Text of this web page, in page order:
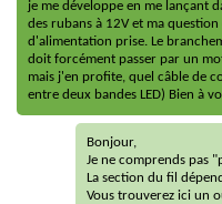
je me développe en me lançant
des rubans à 12V et ma
d'alimentation prise. Le
doit forcément passer par un
mais j'en profite, quel câble de
entre deux bandes LED) Bien à
Bonjour,
Je ne comprends pas
La section du fil
Vous trouverez ici un